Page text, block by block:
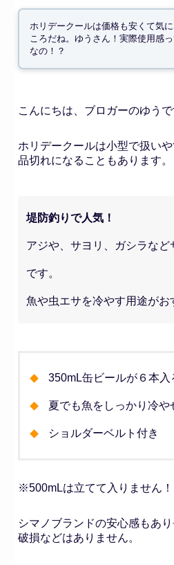
ホリデークールは価格も安くて気に
ころだね。ゆうさん！実際使用感っ
なの！？
こんにちは、ブロガーのゆうで
ホリデークールは小型で扱い
品切れになることもあります。
堤防釣りで人気！
アジや、サヨリ、ガシラなど
です。
魚や虫エサを冷やす用途がお
350mL缶ビールが６本入
夏でも魚をしっかり冷や
ショルダーベルト付き
※500mLは立てて入りません！
シマノブランドの安心感もあ
破損などはありません。